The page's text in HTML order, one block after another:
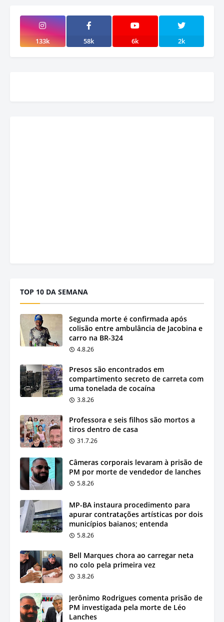
133k 58k 6k 2k
TOP 10 DA SEMANA
Segunda morte é confirmada após
colisão entre ambulância de Jacobina e
carro na BR-324
4.8.26
Presos são encontrados em
compartimento secreto de carreta com
uma tonelada de cocaína
3.8.26
Professora e seis filhos são mortos a
tiros dentro de casa
31.7.26
Câmeras corporais levaram à prisão de
PM por morte de vendedor de lanches
5.8.26
MP-BA instaura procedimento para
apurar contratações artísticas por dois
municípios baianos; entenda
5.8.26
Bell Marques chora ao carregar neta
no colo pela primeira vez
3.8.26
Jerônimo Rodrigues comenta prisão de
PM investigada pela morte de Léo
Lanches